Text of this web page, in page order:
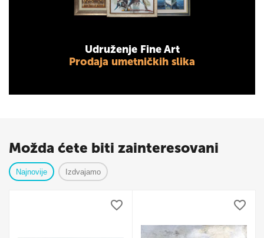
Udruženje Fine Art
Prodaja umetničkih slika
Možda ćete biti zainteresovani
Najnovije Izdvajamo